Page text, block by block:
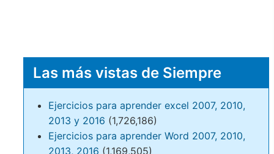
Las más vistas de Siempre
Ejercicios para aprender excel 2007, 2010,
2013 y 2016 (1,726,186)
Ejercicios para aprender Word 2007, 2010,
2013, 2016 (1,169,505)